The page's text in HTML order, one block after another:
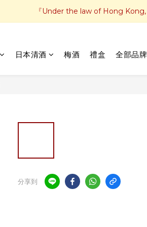
『Under the law of Hong
日本清酒 梅酒 禮盒 全部品牌
分享到